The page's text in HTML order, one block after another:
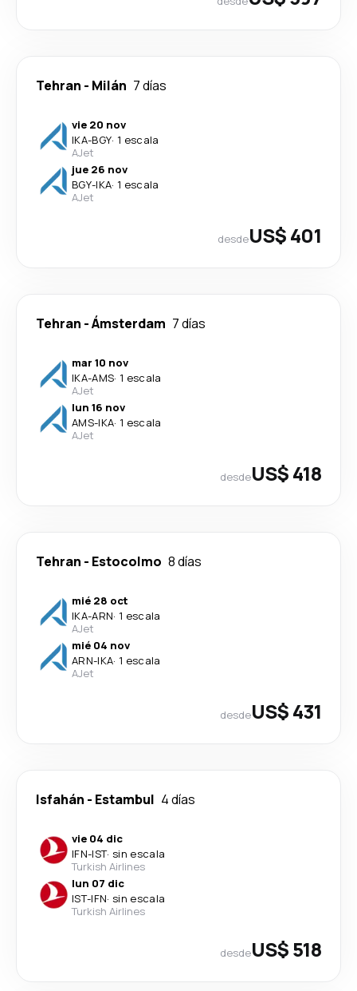
Tehran - Milán 7 días
vie 20 nov
IKA-BGY· 1 escala
AJet
jue 26 nov
BGY-IKA· 1 escala
AJet
desdeUS$ 401
Tehran -Ámsterdam 7 días
mar 10 nov
IKA-AMS· 1 escala
AJet
lun 16 nov
AMS-IKA· 1 escala
AJet
desdeUS$ 418
Tehran - Estocolmo 8 días
mié 28 oct
IKA-ARN· 1 escala
AJet
mié 04 nov
ARN-IKA· 1 escala
AJet
desdeUS$ 431
Isfahán - Estambul 4 días
vie 04 dic
IFN-IST· sin escala
Turkish Airlines
lun 07 dic
IST-IFN· sin escala
Turkish Airlines
desdeUS$ 518